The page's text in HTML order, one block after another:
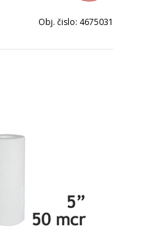
Obj. čislo: 4675031